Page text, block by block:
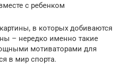
с ребенком
в которых добиваются
– нередко именно такие
мотиваторами для
в мир спорта.